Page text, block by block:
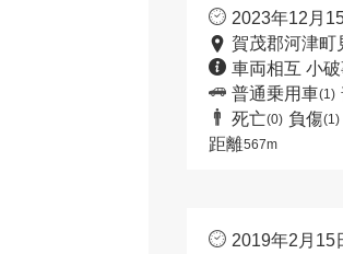
2023年12月
賀茂郡河津町
車両相互 小
普通乗用車(1)
死亡(0) 負傷(1)
距離567m
2019年2月15